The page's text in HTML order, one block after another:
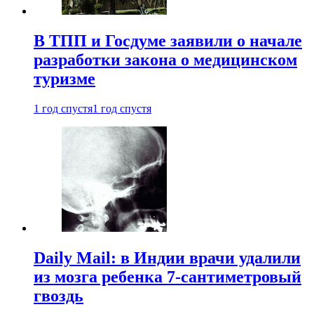
В ТПП и Госдуме заявили о начале
разработки закона о медицинском
туризме
1 год спустя1 год спустя
Daily Mail: в Индии врачи удалили
из мозга ребенка 7-сантиметровый
гвоздь